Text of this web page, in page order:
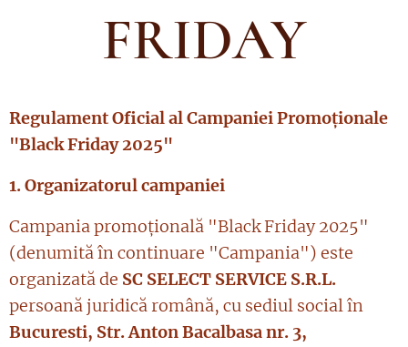
FRIDAY
Regulament Oficial al Campaniei Promoționale
"Black Friday 2025"
1. Organizatorul campaniei
Campania promoțională "Black Friday 2025"
(denumită în continuare "Campania") este
organizată de SC SELECT SERVICE S.R.L.
persoană juridică română, cu sediul social în
Bucuresti, Str. Anton Bacalbasa nr. 3,